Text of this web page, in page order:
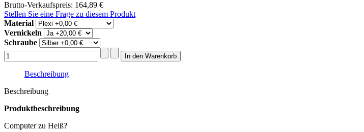
Brutto-Verkaufspreis: 164,89 €
Stellen Sie eine Frage zu diesem Produkt
Material
Vernickeln
Schraube
Beschreibung
Beschreibung
Produktbeschreibung
Computer zu Heiß?